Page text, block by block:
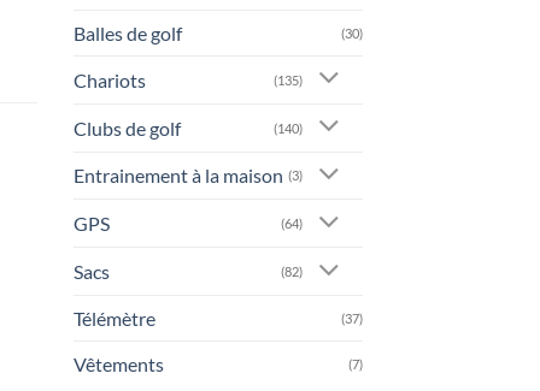
Balles de golf (30)
Chariots (135)
Clubs de golf (140)
Entrainement à la maison (3)
GPS (64)
Sacs (82)
Télémètre (37)
Vêtements (7)